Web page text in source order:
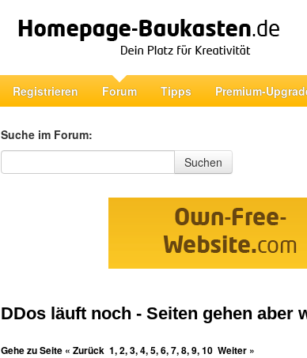
Registrieren Forum Tipps Premium-
Suche im Forum:
Suche im Forum
Suchen
DDos läuft noch - Seiten gehen aber
Gehe zu Seite « Zurück 1,2,3,4,5,6,7,8,9,10 Weiter »